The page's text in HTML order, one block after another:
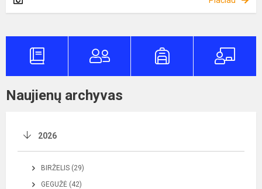
Naujienų archyvas
2026
BIRŽELIS (29)
GEGUŽĖ (42)